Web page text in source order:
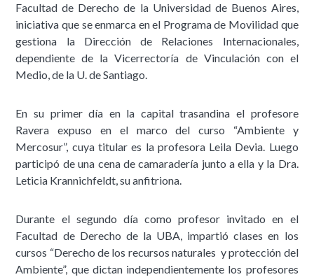
Facultad de Derecho de la Universidad de Buenos Aires,
iniciativa que se enmarca en el Programa de Movilidad que
gestiona la Dirección de Relaciones Internacionales,
dependiente de la Vicerrectoría de Vinculación con el
Medio, de la U. de Santiago.
En su primer día en la capital trasandina el profesore
Ravera expuso en el marco del curso “Ambiente y
Mercosur”, cuya titular es la profesora Leila Devia. Luego
participó de una cena de camaradería junto a ella y la Dra.
Leticia Krannichfeldt, su anfitriona.
Durante el segundo día como profesor invitado en el
Facultad de Derecho de la UBA, impartió clases en los
cursos “Derecho de los recursos naturales y protección del
Ambiente”, que dictan independientemente los profesores